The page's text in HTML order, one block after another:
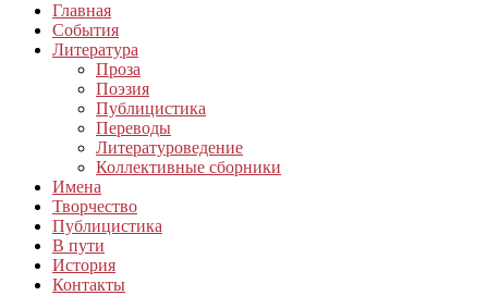
Главная
События
Литература
Проза
Поэзия
Публицистика
Переводы
Литературоведение
Коллективные сборники
Имена
Творчество
Публицистика
В пути
История
Контакты